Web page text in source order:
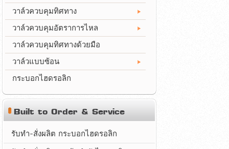
วาล์วควบคุมทิศทาง
วาล์วควบคุมอัตราการไหล
วาล์วควบคุมทิศทางด้วยมือ
วาล์วแบบซ้อน
กระบอกไฮดรอลิก
Built to Order & Service
รับทำ-สั่งผลิต กระบอกไฮดรอลิก